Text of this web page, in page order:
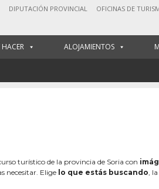
DIPUTACIÓN PROVINCIAL OFICINAS DE
ALOJAMIENTOS
turístico de la provincia de Soria con
necesitar. Elige lo que estás buscando, la